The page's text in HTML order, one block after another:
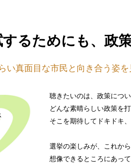
るためにも、政
い真面目な市民と向き合う姿
聴きたいのは、政策につい
どんな素晴らしい政策を
そこを期待してドキドキ
選挙の楽しみが、これか
想像できるところにあっ